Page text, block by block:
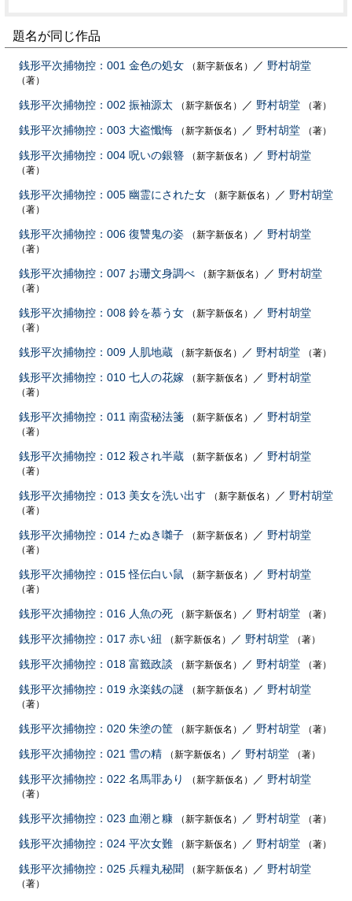
題名が同じ作品
銭形平次捕物控：001 金色の処女 （新字新仮名） ／ 野村胡堂
（著）
銭形平次捕物控：002 振袖源太 （新字新仮名） ／ 野村胡堂 （著）
銭形平次捕物控：003 大盗懺悔 （新字新仮名） ／ 野村胡堂 （著）
銭形平次捕物控：004 呪いの銀簪 （新字新仮名） ／ 野村胡堂
（著）
銭形平次捕物控：005 幽霊にされた女 （新字新仮名） ／ 野村胡堂
（著）
銭形平次捕物控：006 復讐鬼の姿 （新字新仮名） ／ 野村胡堂
（著）
銭形平次捕物控：007 お珊文身調べ （新字新仮名） ／ 野村胡堂
（著）
銭形平次捕物控：008 鈴を慕う女 （新字新仮名） ／ 野村胡堂
（著）
銭形平次捕物控：009 人肌地蔵 （新字新仮名） ／ 野村胡堂 （著）
銭形平次捕物控：010 七人の花嫁 （新字新仮名） ／ 野村胡堂
（著）
銭形平次捕物控：011 南蛮秘法箋 （新字新仮名） ／ 野村胡堂
（著）
銭形平次捕物控：012 殺され半蔵 （新字新仮名） ／ 野村胡堂
（著）
銭形平次捕物控：013 美女を洗い出す （新字新仮名） ／ 野村胡堂
（著）
銭形平次捕物控：014 たぬき囃子 （新字新仮名） ／ 野村胡堂
（著）
銭形平次捕物控：015 怪伝白い鼠 （新字新仮名） ／ 野村胡堂
（著）
銭形平次捕物控：016 人魚の死 （新字新仮名） ／ 野村胡堂 （著）
銭形平次捕物控：017 赤い紐 （新字新仮名） ／ 野村胡堂 （著）
銭形平次捕物控：018 富籤政談 （新字新仮名） ／ 野村胡堂 （著）
銭形平次捕物控：019 永楽銭の謎 （新字新仮名） ／ 野村胡堂
（著）
銭形平次捕物控：020 朱塗の筐 （新字新仮名） ／ 野村胡堂 （著）
銭形平次捕物控：021 雪の精 （新字新仮名） ／ 野村胡堂 （著）
銭形平次捕物控：022 名馬罪あり （新字新仮名） ／ 野村胡堂
（著）
銭形平次捕物控：023 血潮と糠 （新字新仮名） ／ 野村胡堂 （著）
銭形平次捕物控：024 平次女難 （新字新仮名） ／ 野村胡堂 （著）
銭形平次捕物控：025 兵糧丸秘聞 （新字新仮名） ／ 野村胡堂
（著）